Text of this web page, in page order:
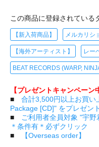
この商品に登録されている
【新入荷商品】 メルカリシ
【海外アーティスト】 レー
BEAT RECORDS (WARP,
【プレゼントキャンペーン
■ 合計3,500円以上お買
Package [CD]" をプレゼン
■
ご利用者全員対象 "宇野
＊条件有＊必ずクリック
■
【Overseas order】